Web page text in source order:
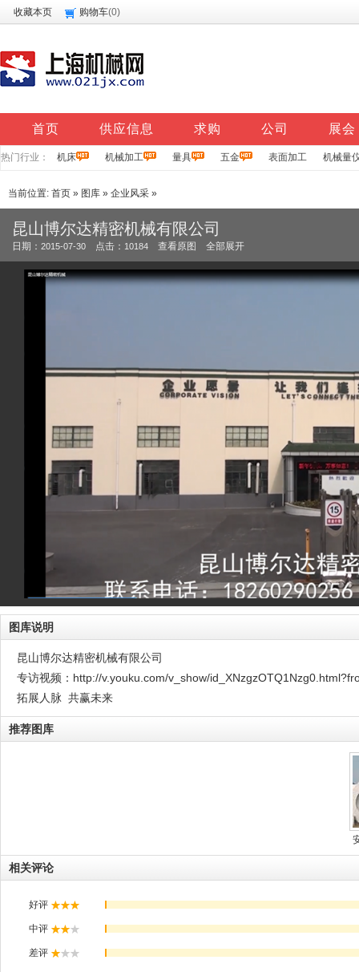
收藏本页 购物车(0)
首页 供应信息 求购 公司 展会
热门行业： 机床 机械加工 量具 五金 表面加工 机械量
当前位置: 首页 » 图库 » 企业风采 »
昆山博尔达精密机械有限公司
日期： 2015-07-30 点击： 10184 查看原图 全部展开
图库说明
昆山博尔达精密机械有限公司
专访视频：http://v.youku.com/v_show/
拓展人脉 共赢未来
推荐图库
相关评论